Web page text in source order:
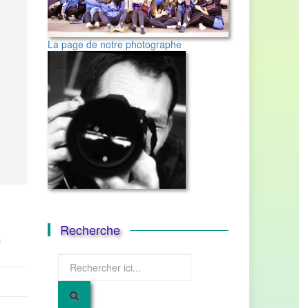
La page de notre photographe
Recherche
pour